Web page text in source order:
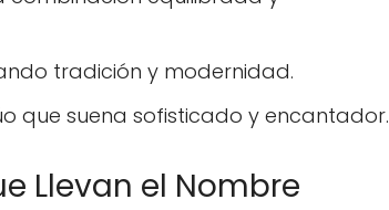
tradición y modernidad.
que suena sofisticado y encantador.
Llevan el Nombre